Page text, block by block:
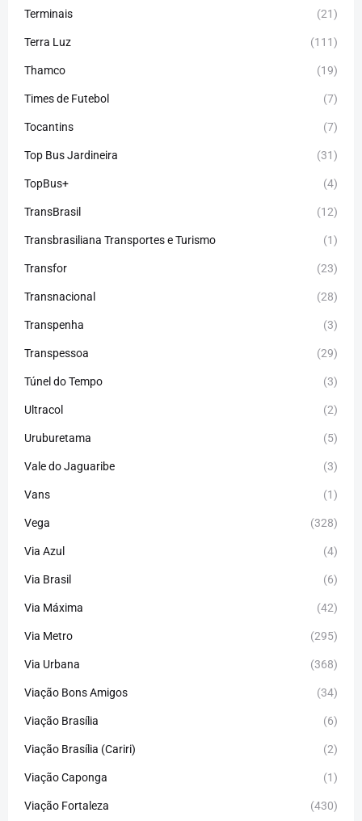
Terminais (21)
Terra Luz (111)
Thamco (19)
Times de Futebol (7)
Tocantins (7)
Top Bus Jardineira (31)
TopBus+ (4)
TransBrasil (12)
Transbrasiliana Transportes e Turismo (1)
Transfor (23)
Transnacional (28)
Transpenha (3)
Transpessoa (29)
Túnel do Tempo (3)
Ultracol (2)
Uruburetama (5)
Vale do Jaguaribe (3)
Vans (1)
Vega (328)
Via Azul (4)
Via Brasil (6)
Via Máxima (42)
Via Metro (295)
Via Urbana (368)
Viação Bons Amigos (34)
Viação Brasília (6)
Viação Brasília (Cariri) (2)
Viação Caponga (1)
Viação Fortaleza (430)